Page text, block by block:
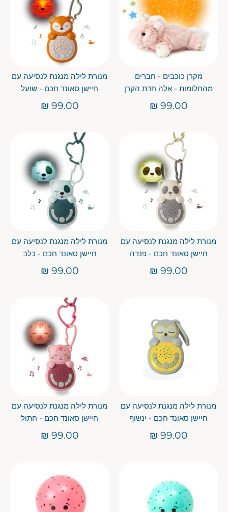
מקרן כוכבים - חברים
מהחלומות - אלה חדת הקרן
99.00 ₪
מנורת לילה מנגנת לנסיעה עם
חיישן סאונד חכם - שועל
99.00 ₪
מנורת לילה מנגנת לנסיעה עם
חיישן סאונד חכם - פנדה
99.00 ₪
מנורת לילה מנגנת לנסיעה עם
חיישן סאונד חכם - כלב
99.00 ₪
מנורת לילה מנגנת לנסיעה עם
חיישן סאונד חכם - ינשוף
99.00 ₪
מנורת לילה מנגנת לנסיעה עם
חיישן סאונד חכם - חתול
99.00 ₪